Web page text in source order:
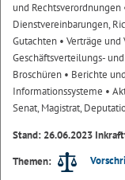
und Rechtsverordnungen
Dienstvereinbarungen,
Gutachten • Verträge
Geschäftsverteilungs-
Broschüren • Berichte
Informationssysteme •
Senat, Magistrat,
Stand: 26.06.2023
Themen: